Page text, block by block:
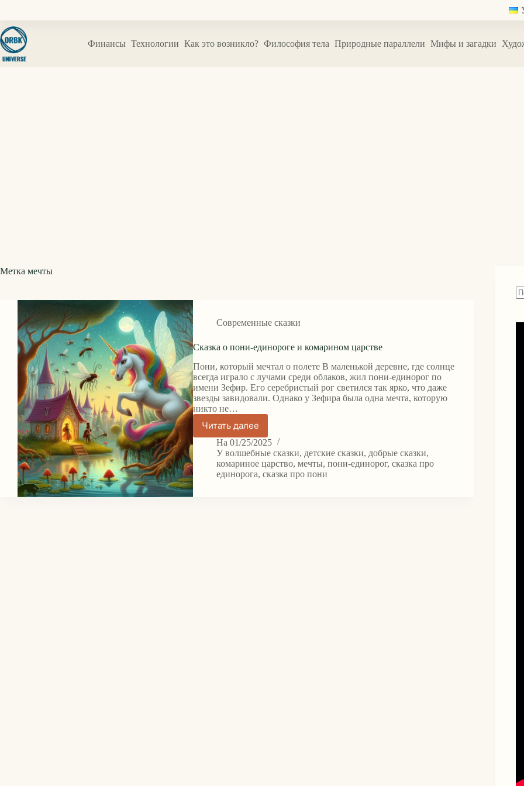
сути
Финансы Технологии Как это возникло? Философия тела Природные параллели Мифы и загадки
Метка мечты
Современные сказки
Сказка о пони-единороге и комарином царстве
Пони, который мечтал о полете В маленькой деревне, где солнце
всегда играло с лучами среди облаков, жил пони-единорог по
имени Зефир. Его серебристый рог светился так ярко, что даже
звезды завидовали. Однако у Зефира была одна мечта, которую
никто не…
Читать далее
Сказка
о
пони-
единороге
и
На 01/25/2025
У волшебные сказки, детские сказки, добрые сказки,
комариное царство,мечты,пони-единорог,сказка про
единорога,сказка про пони